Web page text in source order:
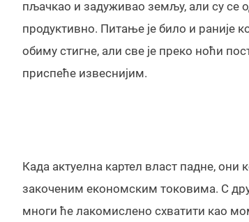
пљачкао и задуживао земљу, али су се
продуктивно. Питање је било и раније
обиму стигне, али све је преко ноћи
приспеће извеснијим.
Када актуелна картел власт падне,
закоченим економским токовима. С
многи ће лакомислено схватити као